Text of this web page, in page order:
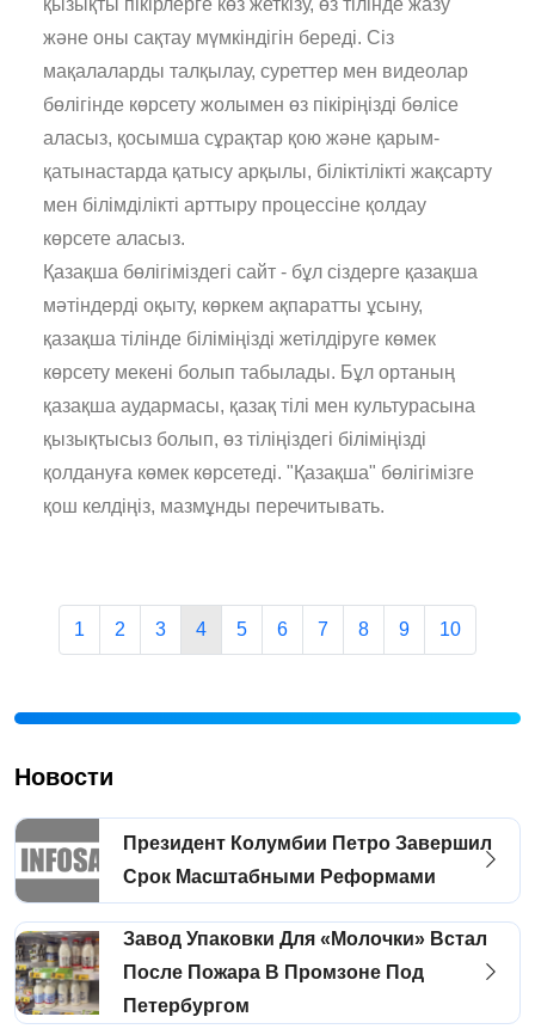
қызықты пікірлерге көз жеткізу, өз тілінде жазу
және оны сақтау мүмкіндігін береді. Сіз
мақалаларды талқылау, суреттер мен видеолар
бөлігінде көрсету жолымен өз пікіріңізді бөлісе
аласыз, қосымша сұрақтар қою және қарым-
қатынастарда қатысу арқылы, біліктілікті жақсарту
мен білімділікті арттыру процессіне қолдау
көрсете аласыз.
Қазақша бөлігіміздегі сайт - бұл сіздерге қазақша
мәтіндерді оқыту, көркем ақпаратты ұсыну,
қазақша тілінде біліміңізді жетілдіруге көмек
көрсету мекені болып табылады. Бұл ортаның
қазақша аудармасы, қазақ тілі мен культурасына
қызықтысыз болып, өз тіліңіздегі біліміңізді
қолдануға көмек көрсетеді. "Қазақша" бөлігімізге
қош келдіңіз, мазмұнды перечитывать.
1 2 3 4 5 6 7 8 9 10
Новости
Президент Колумбии Петро Завершил
Срок Масштабными Реформами
Завод Упаковки Для «молочки» Встал
После Пожара В Промзоне Под
Петербургом